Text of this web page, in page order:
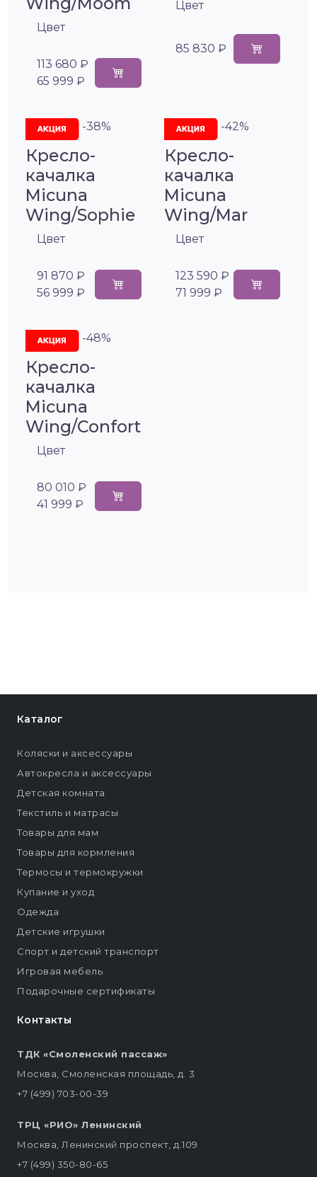
Цвет
113 680 ₽
65 999 ₽
Цвет
85 830 ₽
-38%
Кресло-
качалка
Micuna
Wing/Sophie
Цвет
91 870 ₽
56 999 ₽
-42%
Кресло-
качалка
Micuna
Wing/Mar
Цвет
123 590 ₽
71 999 ₽
-48%
Кресло-
качалка
Micuna
Wing/Confort
Цвет
80 010 ₽
41 999 ₽
Контакты
ТДК «Смоленский пассаж»
Москва, Смоленская площадь, д. 3
+7 (499) 703-00-39
ТРЦ «РИО» Ленинский
Москва, Ленинский проспект, д.109
+7 (499) 350-80-65
Каталог
Коляски и аксессуары
Автокресла и аксессуары
Детская комната
Текстиль и матрасы
Товары для мам
Товары для кормления
Термосы и термокружки
Купание и уход
Одежда
Детские игрушки
Спорт и детский транспорт
Игровая мебель
Подарочные сертификаты